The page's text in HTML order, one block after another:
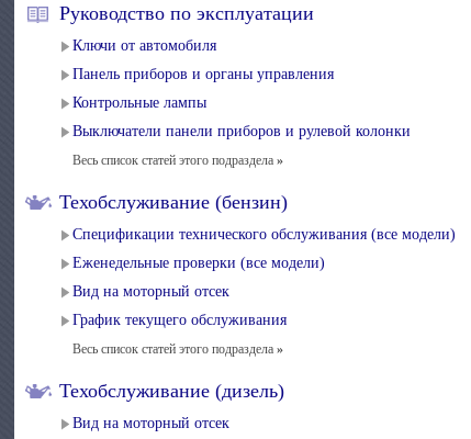
Руководство по эксплуатации
Ключи от автомобиля
Панель приборов и органы управления
Контрольные лампы
Выключатели панели приборов и рулевой колонки
Весь список статей этого подраздела»
Техобслуживание (бензин)
Спецификации технического обслуживания (все модели)
Еженедельные проверки (все модели)
Вид на моторный отсек
График текущего обслуживания
Весь список статей этого подраздела»
Техобслуживание (дизель)
Вид на моторный отсек